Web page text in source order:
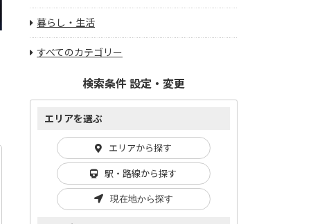
暮らし・生活
すべてのカテゴリー
検索条件 設定・変更
エリアを選ぶ
エリアから探す
駅・路線から探す
現在地から探す